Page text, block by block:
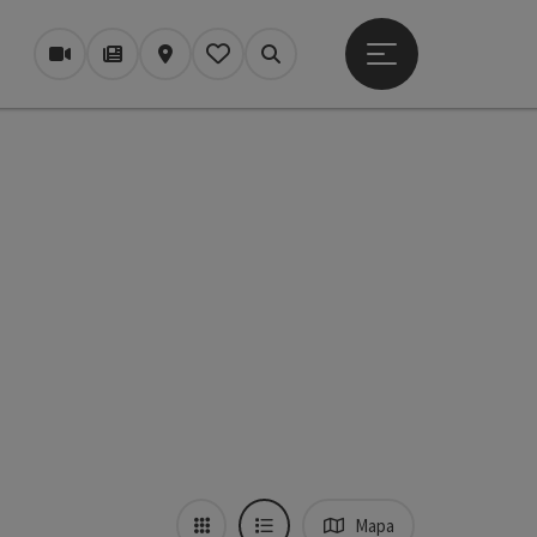
Webové kamery
Časopis/Blog
MapaZapamatované
Vyhledávání
Otevřít hlavní
Mapa